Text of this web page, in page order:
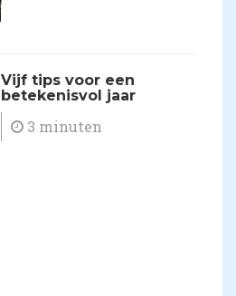
Vijf tips voor een
betekenisvol jaar
3 minuten